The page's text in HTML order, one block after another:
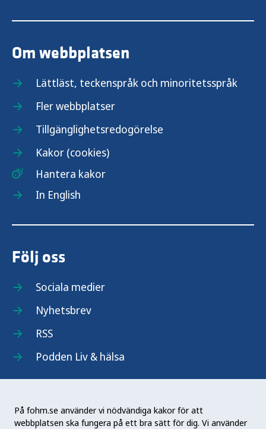
På fohm.se använder vi nödvändiga kakor för att
webbplatsen ska fungera på ett bra sätt för dig. Vi använder
Om webbplatsen
Lättläst, teckenspråk och minoritetsspråk
Fler webbplatser
Tillgänglighetsredogörelse
Kakor (cookies)
Hantera kakor
In English
Följ oss
Sociala medier
Nyhetsbrev
RSS
Podden Liv & hälsa